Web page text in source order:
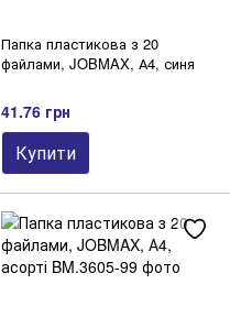
Папка пластикова з 20
файлами, JOBMAX, А4, синя
41.76 грн
Купити